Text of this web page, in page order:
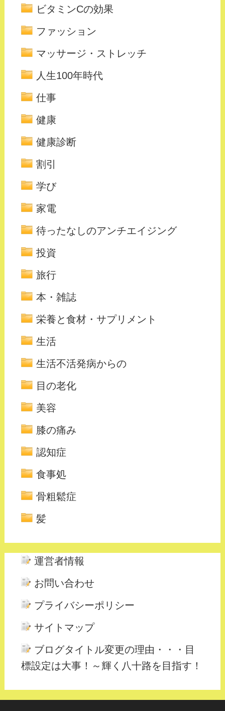
ビタミンCの効果
ファッション
マッサージ・ストレッチ
人生100年時代
仕事
健康
健康診断
割引
学び
家電
待ったなしのアンチエイジング
投資
旅行
本・雑誌
栄養と食材・サプリメント
生活
生活不活発病からの
目の老化
美容
膝の痛み
認知症
食事処
骨粗鬆症
髪
運営者情報
お問い合わせ
プライバシーポリシー
サイトマップ
ブログタイトル変更の理由・・・目
標設定は大事！～輝く八十路を目指す！